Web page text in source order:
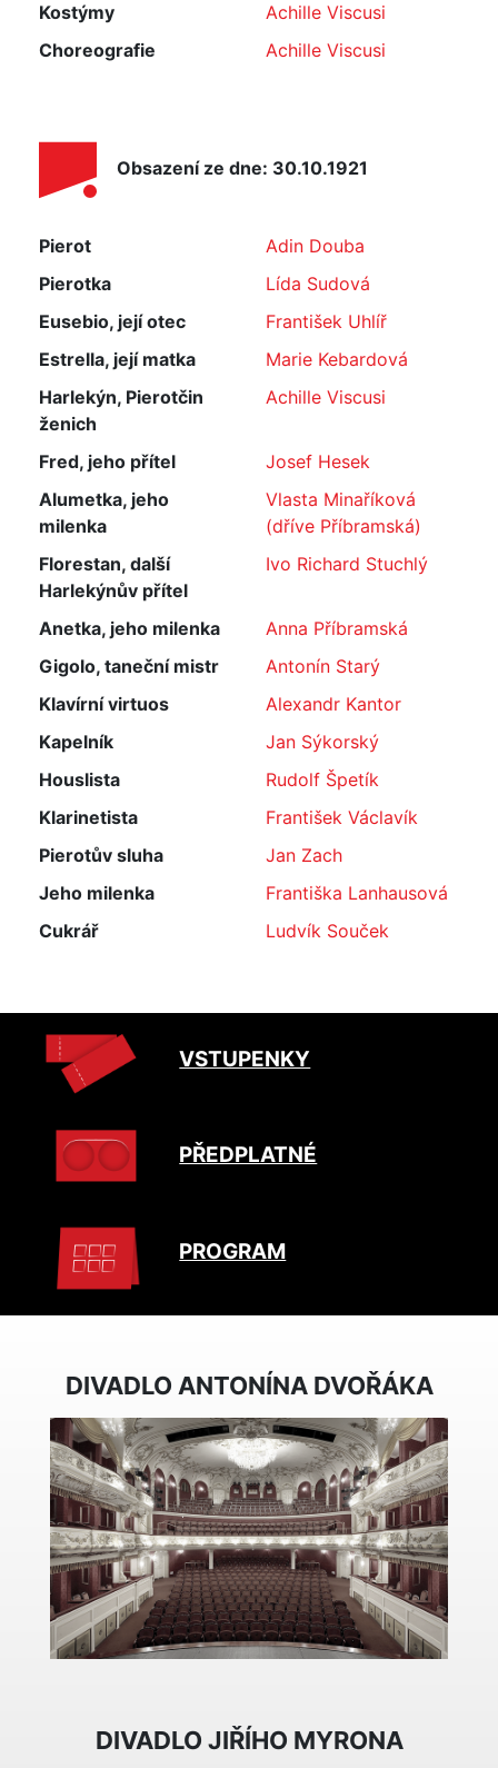
Kostýmy
Achille Viscusi
Choreografie
Achille Viscusi
Obsazení ze dne: 30.10.1921
Pierot
Adin Douba
Pierotka
Lída Sudová
Eusebio, její otec
František Uhlíř
Estrella, její matka
Marie Kebardová
Harlekýn, Pierotčin
ženich
Achille Viscusi
Fred, jeho přítel
Josef Hesek
Alumetka, jeho
milenka
Vlasta Minaříková
(dříve Příbramská)
Florestan, další
Harlekýnův přítel
Ivo Richard Stuchlý
Anetka, jeho milenka
Anna Příbramská
Gigolo, taneční mistr
Antonín Starý
Klavírní virtuos
Alexandr Kantor
Kapelník
Jan Sýkorský
Houslista
Rudolf Špetík
Klarinetista
František Václavík
Pierotův sluha
Jan Zach
Jeho milenka
Františka Lanhausová
Cukrář
Ludvík Souček
VSTUPENKY
PŘEDPLATNÉ
PROGRAM
DIVADLO ANTONÍNA DVOŘÁKA
DIVADLO JIŘÍHO MYRONA